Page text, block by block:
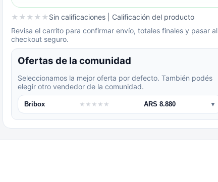
★ ★ ★ ★ ★Sin calificaciones| Calificación del producto
Revisa el carrito para confirmar envío, totales finales y pasar al
checkout seguro.
Ofertas de la comunidad
Seleccionamos la mejor oferta por defecto. También podés
elegir otro vendedor de la comunidad.
Bribox ★ ★ ★ ★ ★ ARS 8.880 ▼